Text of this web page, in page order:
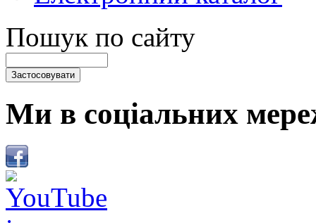
Пошук по сайту
Ми в соціальних